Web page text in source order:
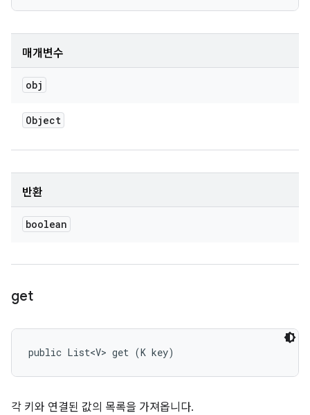
매개변수
obj
Object
반환
boolean
get
public List<V> get (K key)
각 키와 연결된 값의 목록을 가져옵니다.